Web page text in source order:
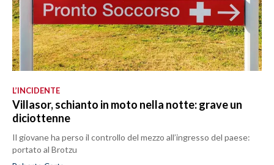
L’INCIDENTE
Villasor, schianto in moto nella notte: grave un
diciottenne
Il giovane ha perso il controllo del mezzo all’ingresso del paese:
portato al Brotzu